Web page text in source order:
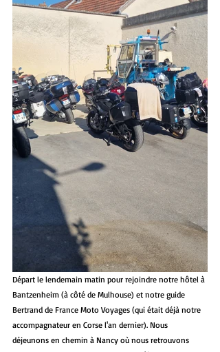
Départ le lendemain matin pour rejoindre notre hôtel à
Bantzenheim (à côté de Mulhouse) et notre guide
Bertrand de France Moto Voyages (qui était déjà notre
accompagnateur en Corse l'an dernier). Nous
déjeunons en chemin à Nancy où nous retrouvons